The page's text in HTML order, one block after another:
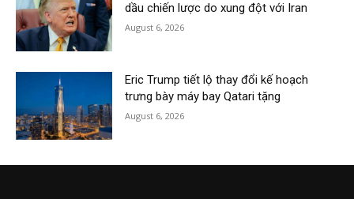
dầu chiến lược do xung đột với Iran
August 6, 2026
Eric Trump tiết lộ thay đổi kế hoạch
trưng bày máy bay Qatari tặng
August 6, 2026